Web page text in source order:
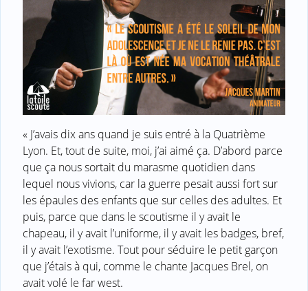
« J’avais dix ans quand je suis entré à la Quatrième
Lyon. Et, tout de suite, moi, j’ai aimé ça. D’abord parce
que ça nous sortait du marasme quotidien dans
lequel nous vivions, car la guerre pesait aussi fort sur
les épaules des enfants que sur celles des adultes. Et
puis, parce que dans le scoutisme il y avait le
chapeau, il y avait l’uniforme, il y avait les badges, bref,
il y avait l’exotisme. Tout pour séduire le petit garçon
que j’étais à qui, comme le chante Jacques Brel, on
avait volé le far west.